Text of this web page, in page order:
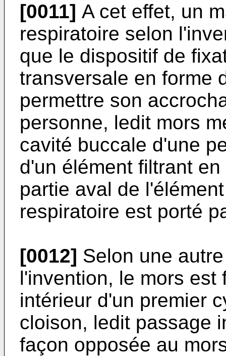
[0011] A cet effet, un
respiratoire selon
que le dispositif de
transversale en forme
permettre son
personne, ledit mors
cavité buccale d'une
d'un élément filtrant
partie aval de
respiratoire est porté
[0012] Selon une
l'invention, le mors est
intérieur d'un premier
cloison, ledit passage
façon opposée au